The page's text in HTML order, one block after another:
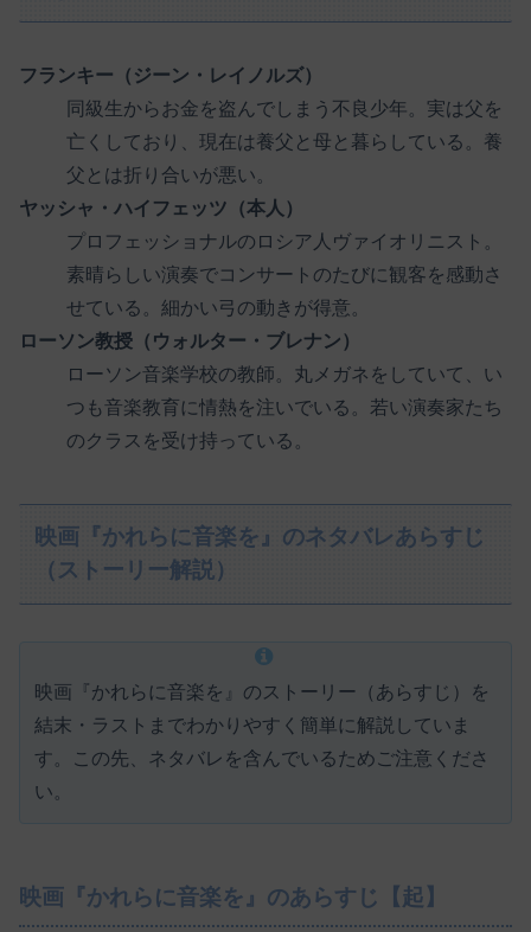
フランキー（ジーン・レイノルズ）
同級生からお金を盗んでしまう不良少年。実は父を
亡くしており、現在は養父と母と暮らしている。養
父とは折り合いが悪い。
ヤッシャ・ハイフェッツ（本人）
プロフェッショナルのロシア人ヴァイオリニスト。
素晴らしい演奏でコンサートのたびに観客を感動さ
せている。細かい弓の動きが得意。
ローソン教授（ウォルター・ブレナン）
ローソン音楽学校の教師。丸メガネをしていて、い
つも音楽教育に情熱を注いでいる。若い演奏家たち
のクラスを受け持っている。
映画『かれらに音楽を』のネタバレあらすじ
（ストーリー解説）
映画『かれらに音楽を』のストーリー（あらすじ）を
結末・ラストまでわかりやすく簡単に解説していま
す。この先、ネタバレを含んでいるためご注意くださ
い。
映画『かれらに音楽を』のあらすじ【起】